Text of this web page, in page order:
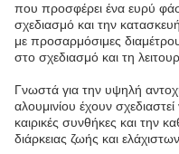
που προσφέρει ένα ευρύ
σχεδιασμό και την
με προσαρμόσιμες
στο σχεδιασμό και τη
Γνωστά για την υψηλή
αλουμινίου έχουν
καιρικές συνθήκες και την
διάρκειας ζωής και